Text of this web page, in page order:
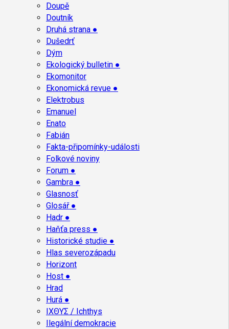
Doupě
Doutník
Druhá strana ●
Dušedrť
Dým
Ekologický bulletin ●
Ekomonitor
Ekonomická revue ●
Elektrobus
Emanuel
Enato
Fabián
Fakta-připomínky-události
Folkové noviny
Forum ●
Gambra ●
Glasnosť
Glosář ●
Hadr ●
Haňťa press ●
Historické studie ●
Hlas severozápadu
Horizont
Host ●
Hrad
Hurá ●
ΙΧΘΥΣ / Ichthys
Ilegální demokracie